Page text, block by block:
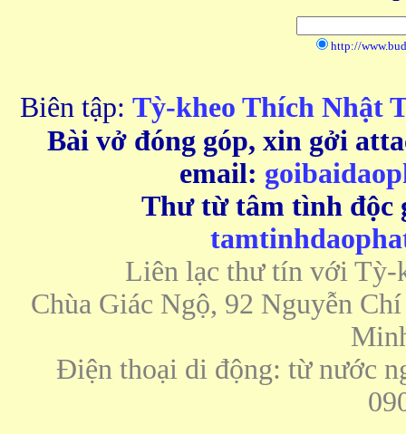
http://
Biên tập: Tỳ-kheo Thích Nhật
Bài vở đóng góp, xin gởi
email:
Thư từ tâm tình độc
Liên lạc thư tín với Tỳ-
Chùa Giác Ngộ, 92 Nguyễn
Điện thoại di động: từ nước